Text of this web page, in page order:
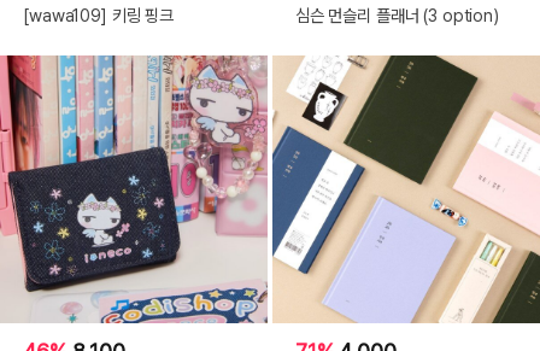
[wawa109] 키링 핑크 심슨 먼슬리 플래너 (3 option)